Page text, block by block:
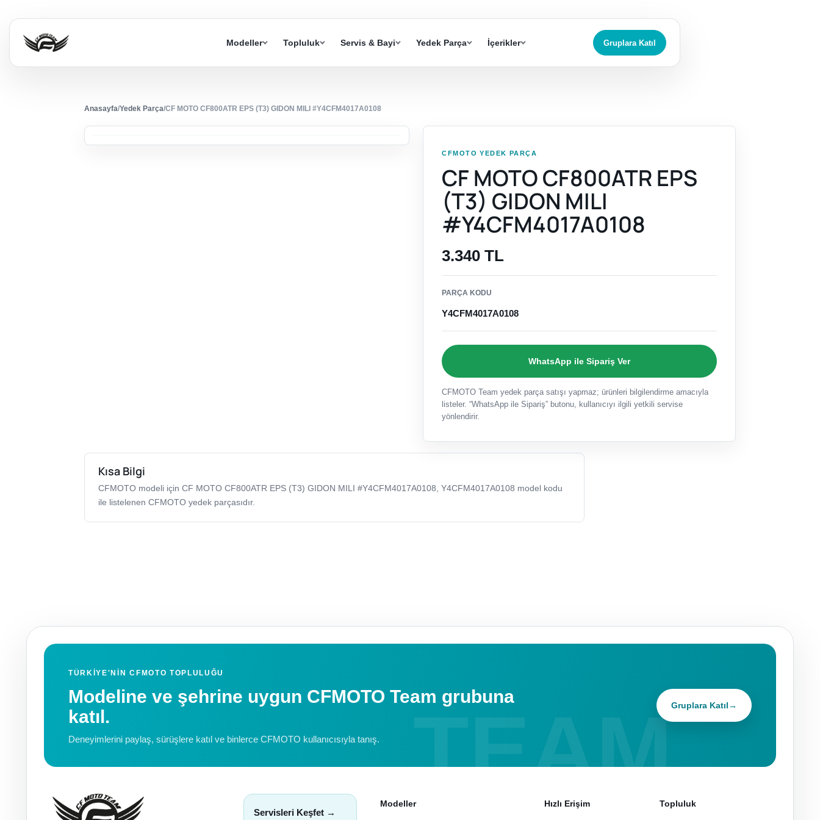
Modeller Topluluk Servis & Bayi Yedek Parça İçerikler Gruplara Katıl
Anasayfa/Yedek Parça/CF MOTO CF800ATR EPS (T3) GIDON MILI #Y4CFM4017A0108
CFMOTO YEDEK PARÇA
CF MOTO CF800ATR EPS
(T3) GIDON MILI
#Y4CFM4017A0108
3.340 TL
PARÇA KODU
Y4CFM4017A0108
WhatsApp ile Sipariş Ver
CFMOTO Team yedek parça satışı yapmaz; ürünleri bilgilendirme amacıyla
listeler. “WhatsApp ile Sipariş” butonu, kullanıcıyı ilgili yetkili servise
yönlendirir.
Kısa Bilgi
CFMOTO modeli için CF MOTO CF800ATR EPS (T3) GIDON MILI #Y4CFM4017A0108, Y4CFM4017A0108 model kodu
ile listelenen CFMOTO yedek parçasıdır.
TÜRKIYE'NIN CFMOTO TOPLULUĞU
Modeline ve şehrine uygun CFMOTO Team grubuna
katıl.
Deneyimlerini paylaş, sürüşlere katıl ve binlerce CFMOTO kullanıcısıyla tanış.
Gruplara Katıl→
Servisleri Keşfet →
Modeller Hızlı Erişim Topluluk